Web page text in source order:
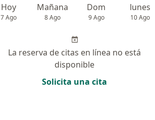
Hoy
7 Ago
Mañana
8 Ago
Dom
9 Ago
lunes
10 Ago
La reserva de citas en línea no está
disponible
Solicita una cita